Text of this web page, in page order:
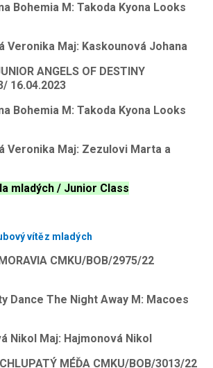
Bohemia M: Takoda Kyona Looks
Veronika Maj: Kaskounová Johana
ANGELS OF DESTINY
16.04.2023
Bohemia M: Takoda Kyona Looks
Veronika Maj: Zezulovi Marta a
mladých / Junior Class
vítěz mladých
CMKU/BOB/2975/22
Dance The Night Away M: Macoes
Nikol Maj: Hajmonová Nikol
MÉĎA CMKU/BOB/3013/22